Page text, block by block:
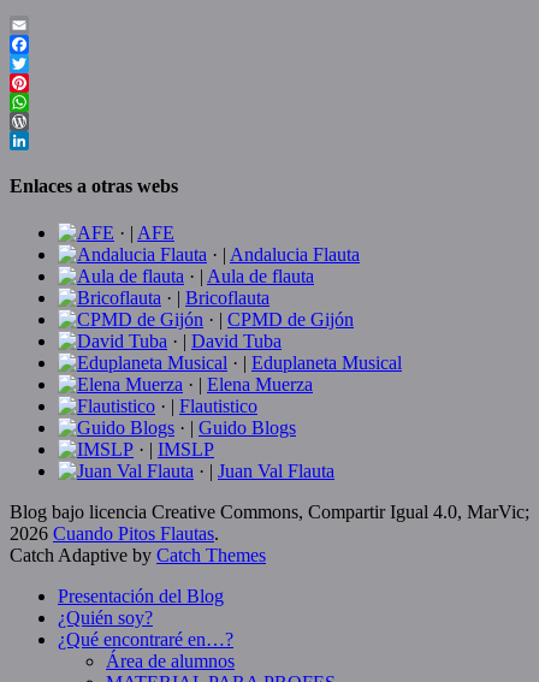
Email
Facebook
Twitter
Pinterest
WhatsApp
WordPress
Enlaces a otras webs
· | AFE
· | Andalucia Flauta
· | Aula de flauta
· | Bricoflauta
· | CPMD de Gijón
· | David Tuba
· | Eduplaneta Musical
· | Elena Muerza
· | Flautistico
· | Guido Blogs
· | IMSLP
· | Juan Val Flauta
Blog bajo licencia Creative Commons, Compartir Igual 4.0, MarVic;
2026 Cuando Pitos Flautas.
Catch Adaptive by Catch Themes
Presentación del Blog
¿Quién soy?
¿Qué encontraré en…?
Área de alumnos